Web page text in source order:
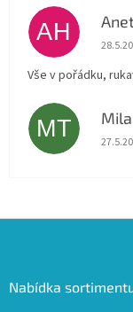
AH
Vše v pořádku,
MT
Nabídka